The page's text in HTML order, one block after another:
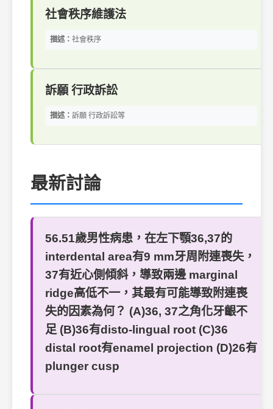
社會秩序維護法
描述： 社會秩序
訴願 行政訴訟
描述： 訴願 行政訴訟等
最新討論
56.51歲男性病患，在左下顎36,37的
interdental area有9 mm牙周附連喪失，
37有近心側傾斜，導致兩邊 marginal
ridge高低不一，其最有可能導致附連喪
失的因素為何？ (A)36, 37之角化牙齦不
足 (B)36有disto-lingual root (C)36
distal root有enamel projection (D)26有
plunger cusp